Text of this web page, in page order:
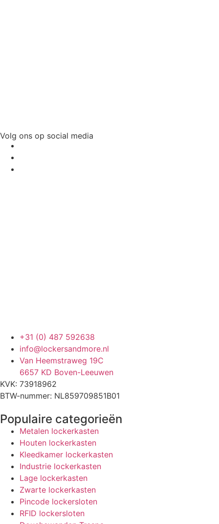
Volg ons op social media
+31 (0) 487 592638
info@lockersandmore.nl
Van Heemstraweg 19C
6657 KD Boven-Leeuwen
KVK: 73918962
BTW-nummer: NL859709851B01
Populaire categorieën
Metalen lockerkasten
Houten lockerkasten
Kleedkamer lockerkasten
Industrie lockerkasten
Lage lockerkasten
Zwarte lockerkasten
Pincode lockersloten
RFID lockersloten